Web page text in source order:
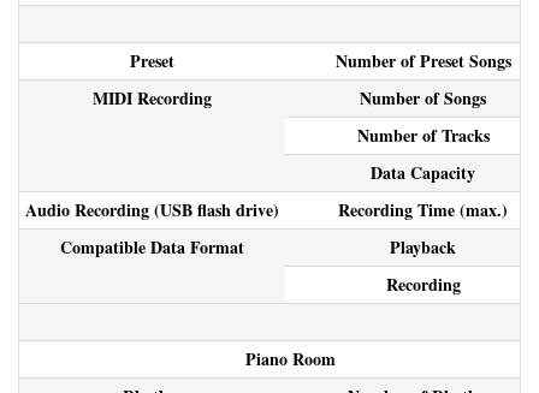
Preset
Number of Preset Songs
MIDI Recording
Number of Songs
Number of Tracks
Data Capacity
Audio Recording (USB flash drive)
Recording Time (max.)
Compatible Data Format
Playback
Recording
Piano Room